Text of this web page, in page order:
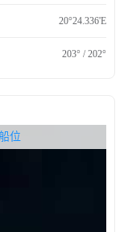
20°24.336'E
203° / 202°
位
通